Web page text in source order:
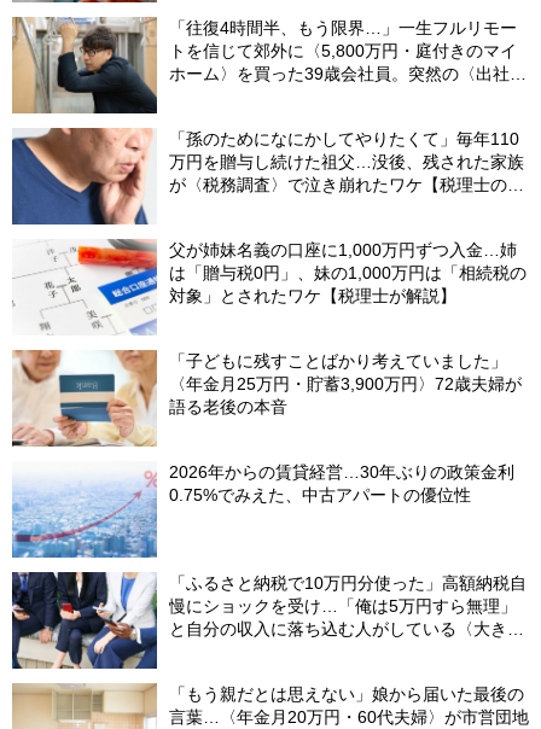
「往復4時間半、もう限界…」一生フルリモー
トを信じて郊外に〈5,800万円・庭付きのマイ
ホーム〉を買った39歳会社員。突然の〈出社
「孫のためになにかしてやりたくて」毎年110
万円を贈与し続けた祖父…没後、残された家族
が〈税務調査〉で泣き崩れたワケ【税理士の助
父が姉妹名義の口座に1,000万円ずつ入金…姉
は「贈与税0円」、妹の1,000万円は「相続税の
対象」とされたワケ【税理士が解説】
「子どもに残すことばかり考えていました」
〈年金月25万円・貯蓄3,900万円〉72歳夫婦が
語る老後の本音
2026年からの賃貸経営…30年ぶりの政策金利
0.75%でみえた、中古アパートの優位性
「ふるさと納税で10万円分使った」高額納税自
慢にショックを受け…「俺は5万円すら無理」
と自分の収入に落ち込む人がしている〈大きな
「もう親だとは思えない」娘から届いた最後の
言葉…〈年金月20万円・60代夫婦〉が市営団地